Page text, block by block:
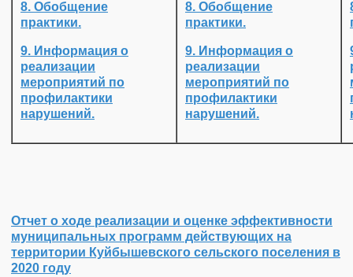
8. Обобщение
практики.
9. Информация о
реализации
мероприятий по
профилактики
нарушений.
8. Обобщение
практики.
9. Информация о
реализации
мероприятий по
профилактики
нарушений.
Отчет о ходе реализации и оценке эффективности
муниципальных программ действующих на
территории Куйбышевского сельского поселения в
2020 году